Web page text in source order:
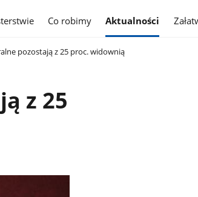
Co robimy Aktualności
pozostają z 25 proc. widownią
z 25